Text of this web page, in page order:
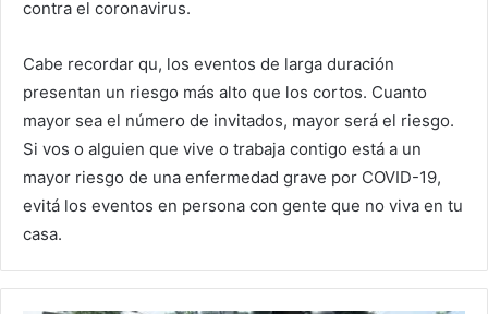
contra el coronavirus.
Cabe recordar qu, los eventos de larga duración
presentan un riesgo más alto que los cortos. Cuanto
mayor sea el número de invitados, mayor será el riesgo.
Si vos o alguien que vive o trabaja contigo está a un
mayor riesgo de una enfermedad grave por COVID-19,
evitá los eventos en persona con gente que no viva en tu
casa.